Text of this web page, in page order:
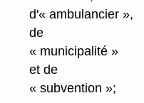
d'« ambulancier »,
de
« municipalité »
et de
« subvention »;